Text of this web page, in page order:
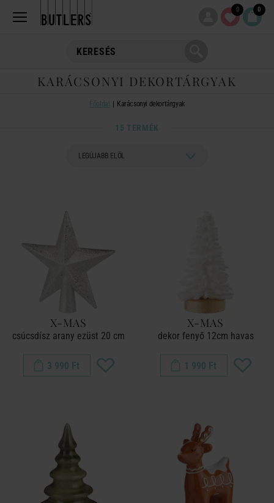
0 0
KARÁCSONYI DEKORTÁRGYAK
Főoldal Karácsonyi dekortárgyak
15 TERMÉK
X-MAS
csúcsdísz arany ezüst 20 cm
3 990 Ft
X-MAS
dekor fenyő 12cm havas
1 990 Ft